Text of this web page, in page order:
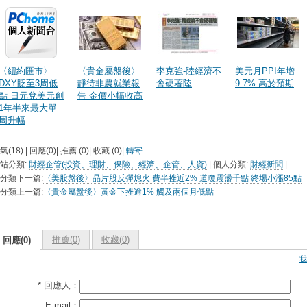
〈紐約匯市〉
DXY貶至3周低
日元兌美元創
1年半來最大單
周升幅
〈貴金屬盤後〉
靜待非農就業報
告 金價小幅收高
李克強-陸經濟不
會硬著陸
美元月PPI年增
9.7% 高於預期
(18) | 回應(0)| 推薦 (0)| 收藏 (0)| 轉寄
分類: 財經企管(投資、理財、保險、經濟、企管、人資) | 個人分類: 財經新聞
類下一篇: 〈美股盤後〉晶片股反彈熄火 費半挫近2% 道瓊震盪千點 終場小漲85點
類上一篇: 〈貴金屬盤後〉黃金下挫逾1% 觸及兩個月低點
回應(0) 推薦(0) 收藏(0)
* 回應人：